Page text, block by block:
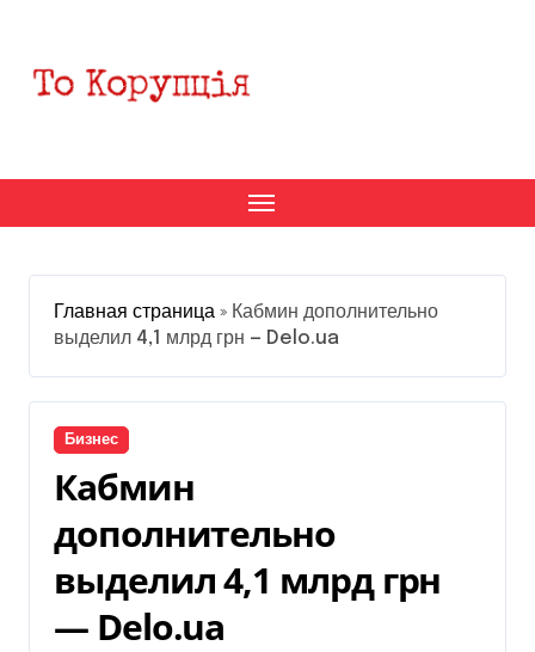
содержанию
Главная страница » Кабмин дополнительно
выделил 4,1 млрд грн — Delo.ua
Бизнес
Кабмин
дополнительно
выделил 4,1 млрд грн
— Delo.ua